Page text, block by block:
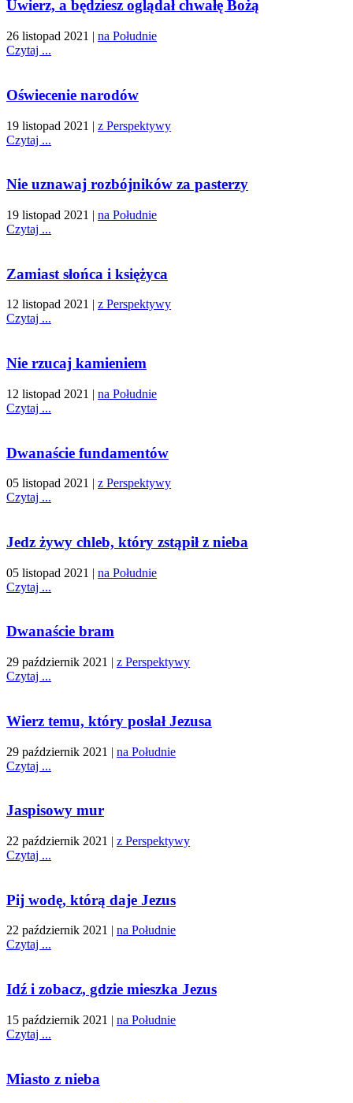
Uwierz, a będziesz oglądał chwałę Bożą
26 listopad 2021 | na Południe
Czytaj ...
Oświecenie narodów
19 listopad 2021 | z Perspektywy
Czytaj ...
Nie uznawaj rozbójników za pasterzy
19 listopad 2021 | na Południe
Czytaj ...
Zamiast słońca i księżyca
12 listopad 2021 | z Perspektywy
Czytaj ...
Nie rzucaj kamieniem
12 listopad 2021 | na Południe
Czytaj ...
Dwanaście fundamentów
05 listopad 2021 | z Perspektywy
Czytaj ...
Jedz żywy chleb, który zstąpił z nieba
05 listopad 2021 | na Południe
Czytaj ...
Dwanaście bram
29 październik 2021 | z Perspektywy
Czytaj ...
Wierz temu, który posłał Jezusa
29 październik 2021 | na Południe
Czytaj ...
Jaspisowy mur
22 październik 2021 | z Perspektywy
Czytaj ...
Pij wodę, którą daje Jezus
22 październik 2021 | na Południe
Czytaj ...
Idź i zobacz, gdzie mieszka Jezus
15 październik 2021 | na Południe
Czytaj ...
Miasto z nieba